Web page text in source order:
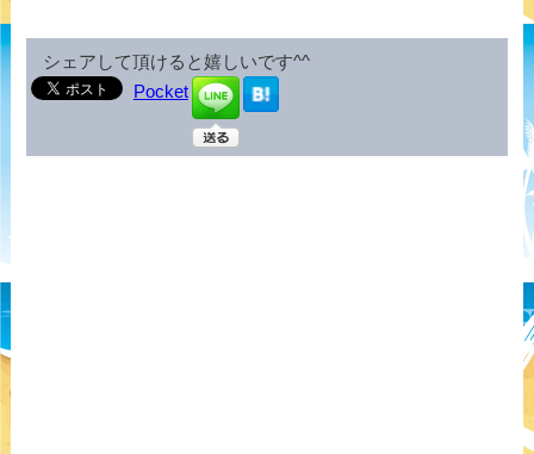
シェアして頂けると嬉しいです^^
Pocket